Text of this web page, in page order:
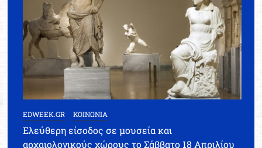
EDWEEK.GR ΚΟΙΝΩΝΙΑ
Ελεύθερη είσοδος σε μουσεία και
αρχαιολογικούς χώρους το Σάββατο 18 Απριλίου